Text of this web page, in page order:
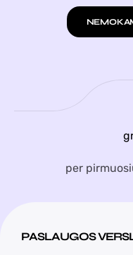
per
PASLAUGOS